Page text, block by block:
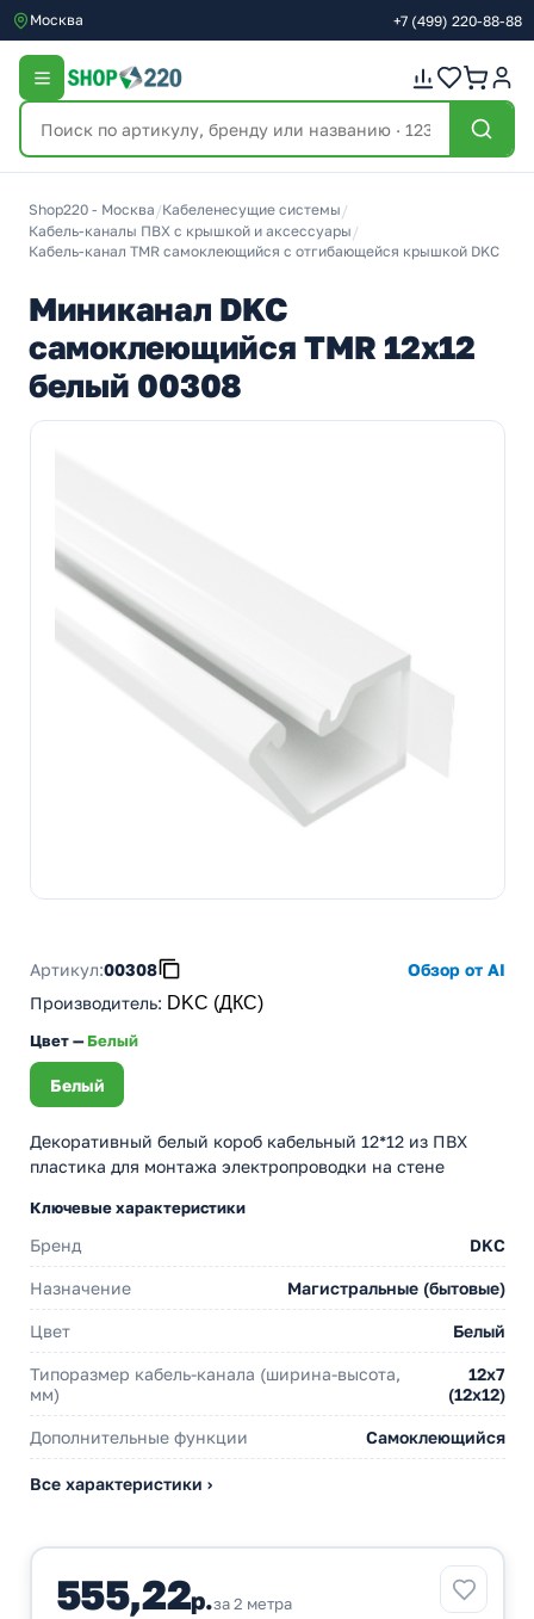
Москва +7 (499) 220-88-88
Shop220 - Москва /Кабеленесущие системы /
Кабель-каналы ПВХ с крышкой и аксессуары /
Кабель-канал TMR самоклеющийся с отгибающейся крышкой DKC
Миниканал DKC
самоклеющийся TMR 12х12
белый 00308
Артикул:00308
Обзор от AI
Производитель: DKC (ДКС)
Цвет —Белый
Белый
Декоративный белый короб кабельный 12*12 из ПВХ
пластика для монтажа электропроводки на стене
Ключевые характеристики
Бренд DKC
Назначение Магистральные (бытовые)
Цвет Белый
Типоразмер кабель-канала (ширина-высота,
мм)
12х7
(12х12)
Дополнительные функции Самоклеющийся
Все характеристики ›
555,22р.за 2 метра